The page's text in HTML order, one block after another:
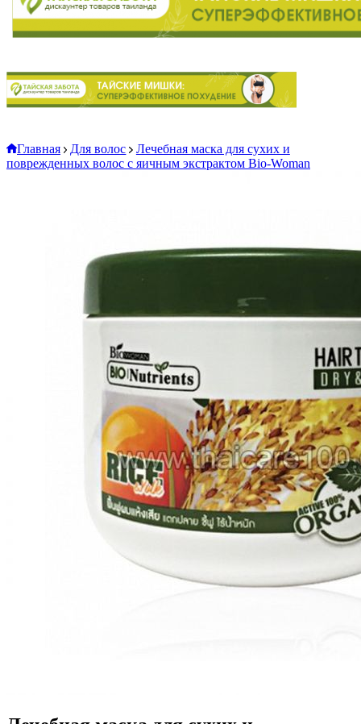
Главная Для волос
Лечебная маска для сухих и
поврежденных волос с яичным экстрактом Bio-Woman